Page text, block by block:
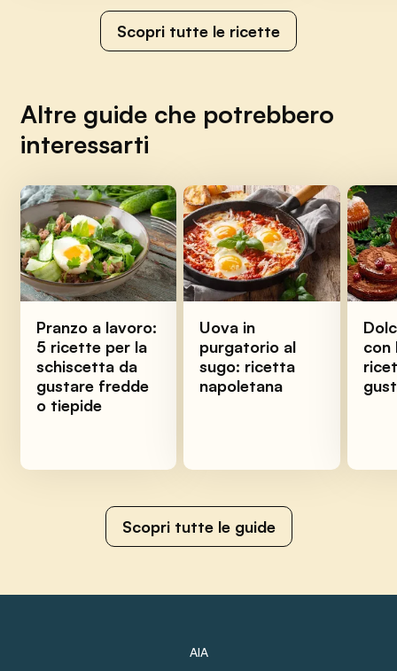
Scopri tutte le ricette
Altre guide che potrebbero
interessarti
Pranzo a lavoro:
5 ricette per la
schiscetta da
gustare fredde
o tiepide
Uova in
purgatorio al
sugo: ricetta
napoletana
con
Scopri tutte le guide
AIA